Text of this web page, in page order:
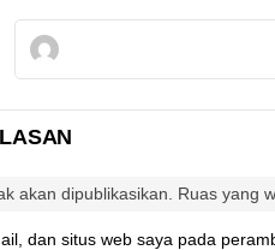
akan dipublikasikan. Ruas yang
dan situs web saya pada